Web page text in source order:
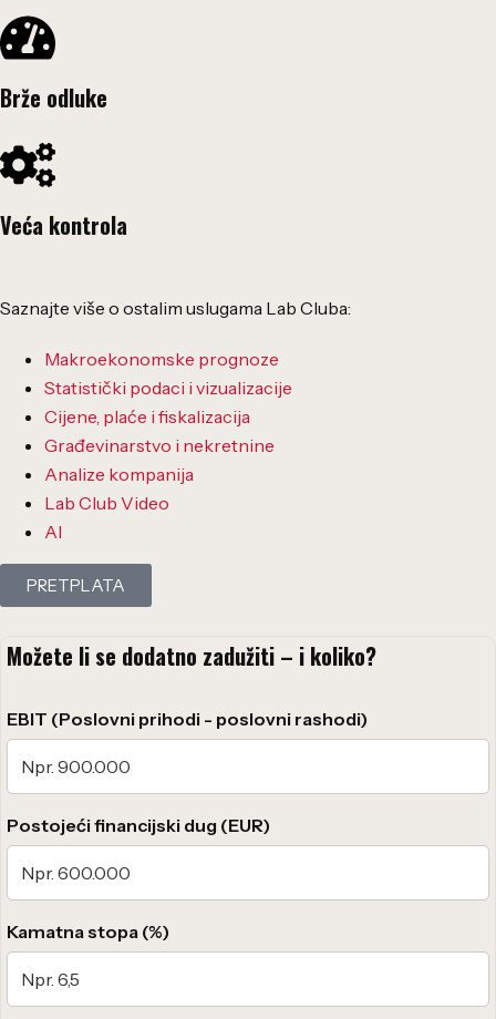
Brže odluke
Veća kontrola
Saznajte više o ostalim uslugama Lab Cluba:
Makroekonomske prognoze
Statistički podaci i vizualizacije
Cijene, plaće i fiskalizacija
Građevinarstvo i nekretnine
Analize kompanija
Lab Club Video
AI
PRETPLATA
Možete li se dodatno zadužiti – i koliko?
EBIT (Poslovni prihodi - poslovni rashodi)
Postojeći financijski dug (EUR)
Kamatna stopa (%)